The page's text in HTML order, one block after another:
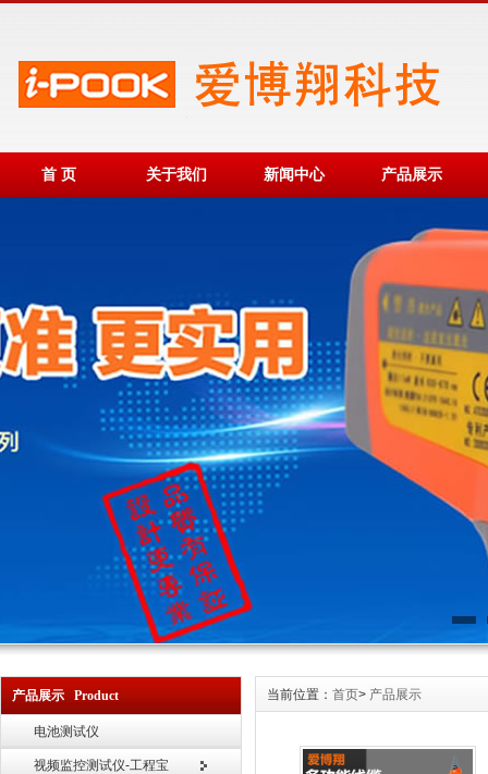
首 页 关于我们 新闻中心 产品展示
产品展示 Product
电池测试仪
视频监控测试仪-工程宝
当前位置： 首页> 产品展示